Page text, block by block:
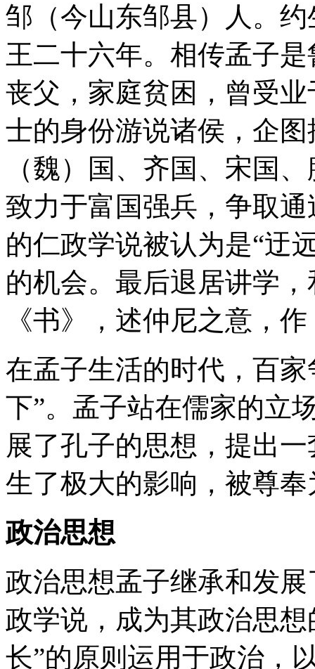
邹（今山东邹县）人。
王二十六年。相传孟子
丧父，家庭贫困，曾受
士的身份游说诸侯，企
（魏）国、齐国、宋国
致力于富国强兵，争取
的仁政学说被认为是“迂
的机会。最后退居讲学
《书》，述仲尼之意，
在孟子生活的时代，百
下”。孟子站在儒家的立
展了孔子的思想，提出
生了极大的影响，被尊
政治思想
政治思想孟子继承和发
政学说，成为其政治思
长”的原则运用于政治，